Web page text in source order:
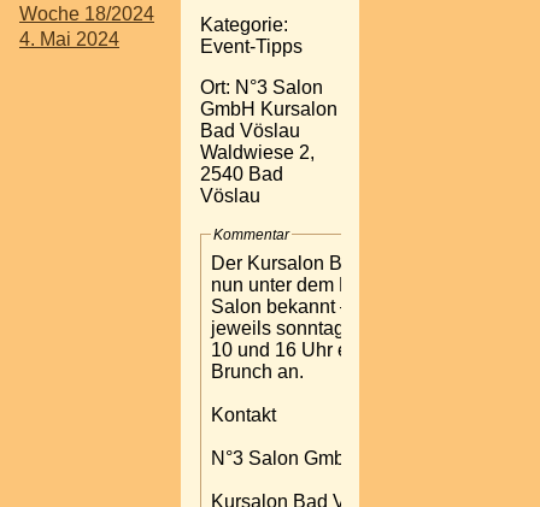
Woche 18/2024
4. Mai 2024
Kategorie:
Event-Tipps
Ort: N°3 Salon
GmbH Kursalon
Bad Vöslau
Waldwiese 2,
2540 Bad
Vöslau
Kommentar
Der Kursalon Bad Vöslau –
nun unter dem Namen No3
Salon bekannt – bietet
jeweils sonntags zwischen
10 und 16 Uhr einen Luxury
Brunch an.
Kontakt
N°3 Salon GmbH
Kursalon Bad Vöslau